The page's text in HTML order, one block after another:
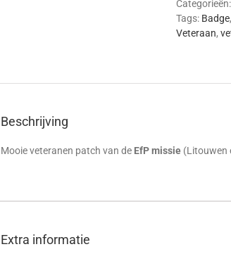
Categorieën:
Tags: Badge,
Veteraan,
Beschrijving
Mooie veteranen patch van de EfP missie (Litouwen
Extra informatie